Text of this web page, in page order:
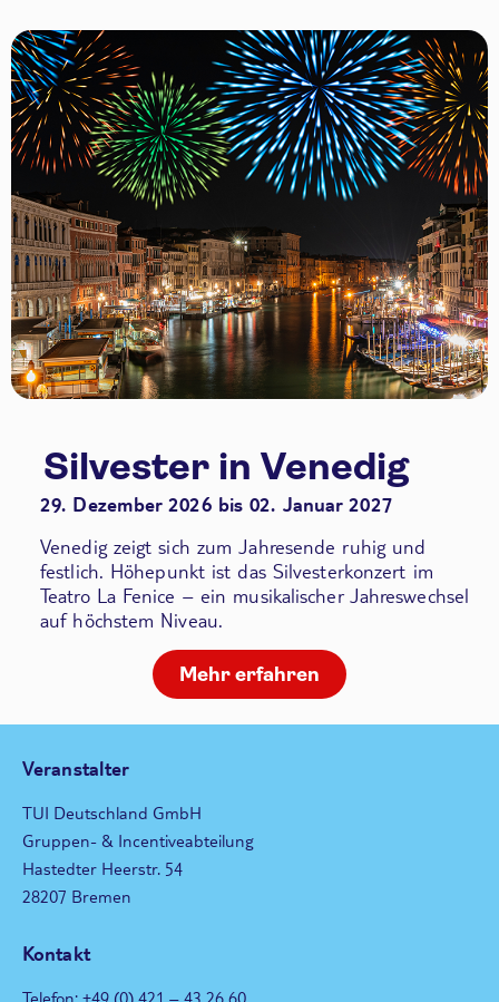
Silvester in Venedig
29. Dezember 2026 bis 02. Januar 2027
Venedig zeigt sich zum Jahresende ruhig und
festlich. Höhepunkt ist das Silvesterkonzert im
Teatro La Fenice – ein musikalischer Jahreswechsel
auf höchstem Niveau.
Mehr erfahren
Veranstalter
TUI Deutschland GmbH
Gruppen- & Incentiveabteilung
Hastedter Heerstr. 54
28207 Bremen
Kontakt
Telefon: +49 (0) 421 – 43 26 60